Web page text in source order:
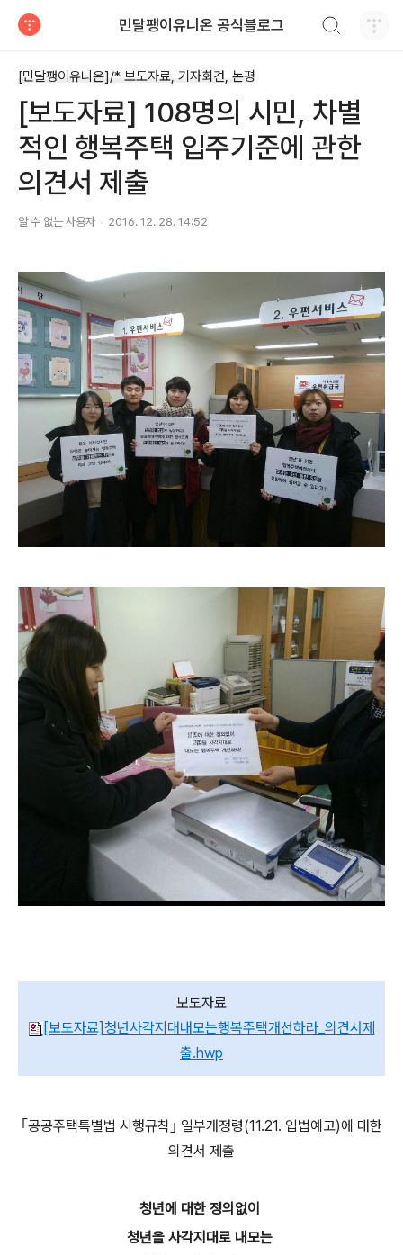
민달팽이유니온 공식블로그
[민달팽이유니온]/* 보도자료, 기자회견, 논평
[보도자료] 108명의 시민, 차별
적인 행복주택 입주기준에 관한
의견서 제출
알 수 없는 사용자 2016. 12. 28. 14:52
보도자료
[보도자료]청년사각지대내모는행복주택개선하라_의견서제
출.hwp
｢공공주택특별법 시행규칙｣ 일부개정령(11.21. 입법예고)에 대한
의견서 제출
청년에 대한 정의없이
청년을 사각지대로 내모는